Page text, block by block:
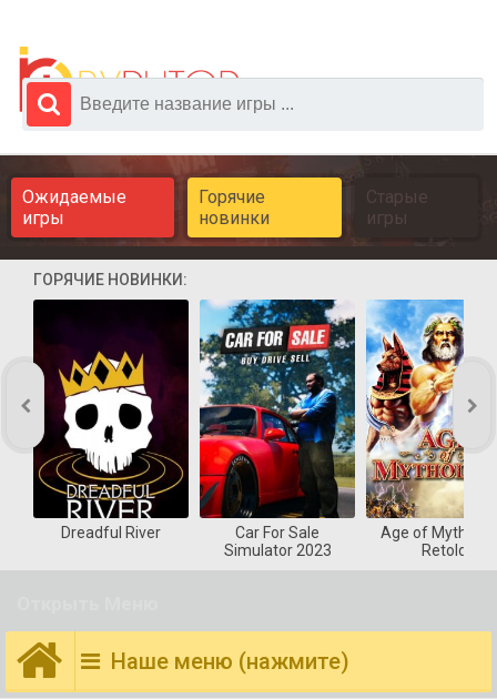
Ожидаемые
игры
Горячие
новинки
Старые
игры
ГОРЯЧИЕ НОВИНКИ:
Dreadful River
Car For Sale
Simulator 2023
Age of
Retold
Наше меню (нажмите)